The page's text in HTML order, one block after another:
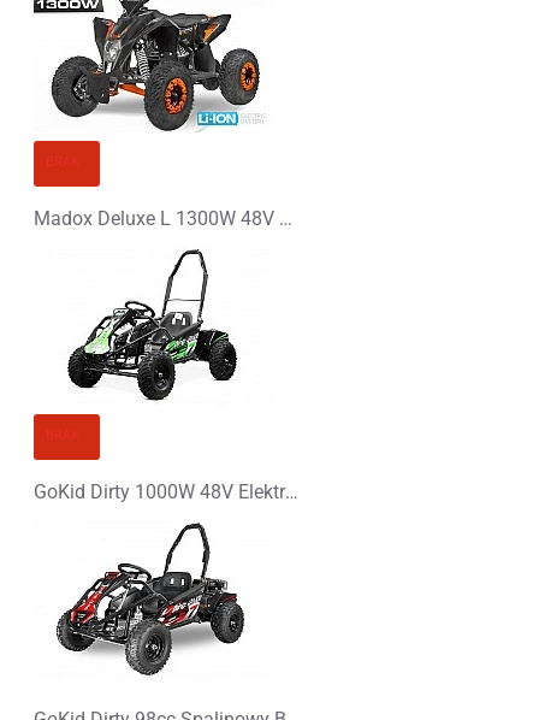
Zły Dobry
Madox Deluxe L 1300W 48V Li-Ion Elektryczny Quad
GoKid Dirty 1000W 48V Elektryczny Buggy dla Dziecka